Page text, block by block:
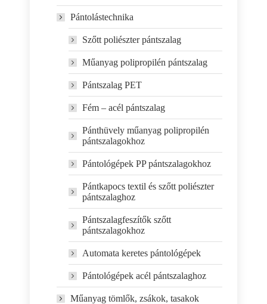
Pántolástechnika
Szőtt poliészter pántszalag
Műanyag polipropilén pántszalag
Pántszalag PET
Fém – acél pántszalag
Pánthüvely műanyag polipropilén
pántszalagokhoz
Pántológépek PP pántszalagokhoz
Pántkapocs textil és szőtt poliészter
pántszalaghoz
Pántszalagfeszítők szőtt
pántszalagokhoz
Automata keretes pántológépek
Pántológépek acél pántszalaghoz
Műanyag tömlők, zsákok, tasakok